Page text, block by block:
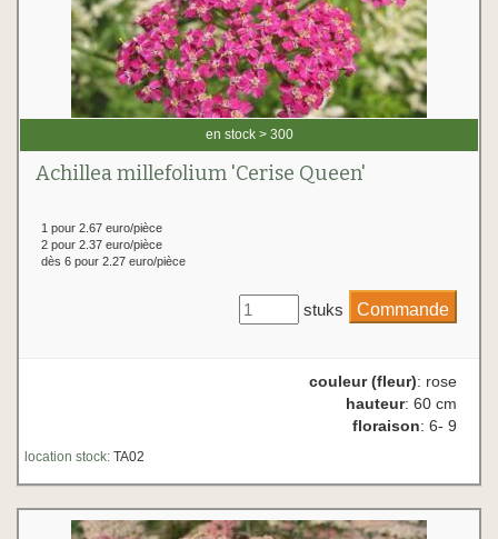
en stock > 300
Achillea millefolium 'Cerise Queen'
1 pour 2.67 euro/pièce
2 pour 2.37 euro/pièce
dès 6 pour 2.27 euro/pièce
stuks
couleur (fleur): rose
hauteur: 60 cm
floraison: 6- 9
location stock: TA02